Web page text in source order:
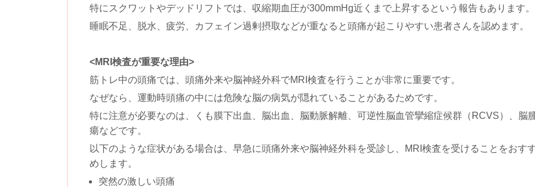
特にスクワットやデッドリフトでは、収縮期血圧が300mmHg近くまで上昇するという報告もあります。
睡眠不足、脱水、疲労、カフェイン過剰摂取などが重なると頭痛が起こりやすい患者さんを認めます。
<MRI検査が重要な理由>
筋トレ中の頭痛では、頭痛外来や脳神経外科でMRI検査を行うことが非常に重要です。
なぜなら、運動時頭痛の中には危険な脳の病気が隠れていることがあるためです。
特に注意が必要なのは、くも膜下出血、脳出血、脳動脈解離、可逆性脳血管攣縮症候群（RCVS）、脳
瘍などです。
以下のような症状がある場合は、早急に頭痛外来や脳神経外科を受診し、MRI検査を受けることをおす
めします。
突然の激しい頭痛